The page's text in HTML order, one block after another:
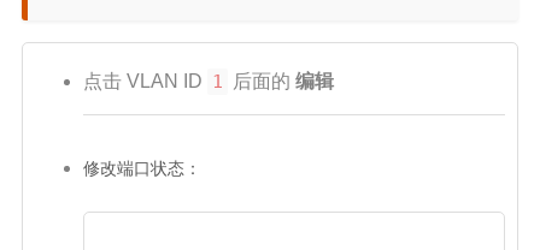
点击 VLAN ID 1 后面的 编辑
修改端口状态：